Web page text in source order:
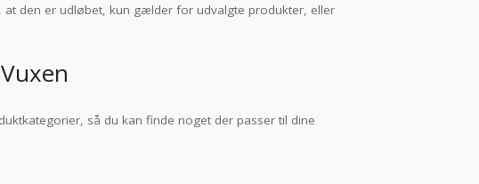
at den er udløbet, kun gælder for udvalgte produkter, eller
så du kan finde noget der passer til dine